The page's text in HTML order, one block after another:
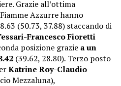
Grazie all’ottima
Azzurre hanno
(50.73, 37.88) staccando di
Francesco Fioretti
posizione grazie a un
(39.62, 28.80). Terzo posto
Katrine Roy-Claudio
Mezzaluna),